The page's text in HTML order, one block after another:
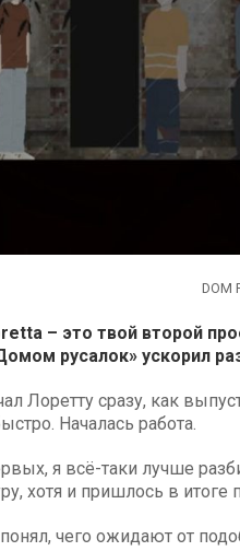
DOM
– это твой второй
русалок» ускорил
Лоретту сразу, как
Началась работа.
я всё-таки лучше
хотя и пришлось в итоге
чего ожидают от